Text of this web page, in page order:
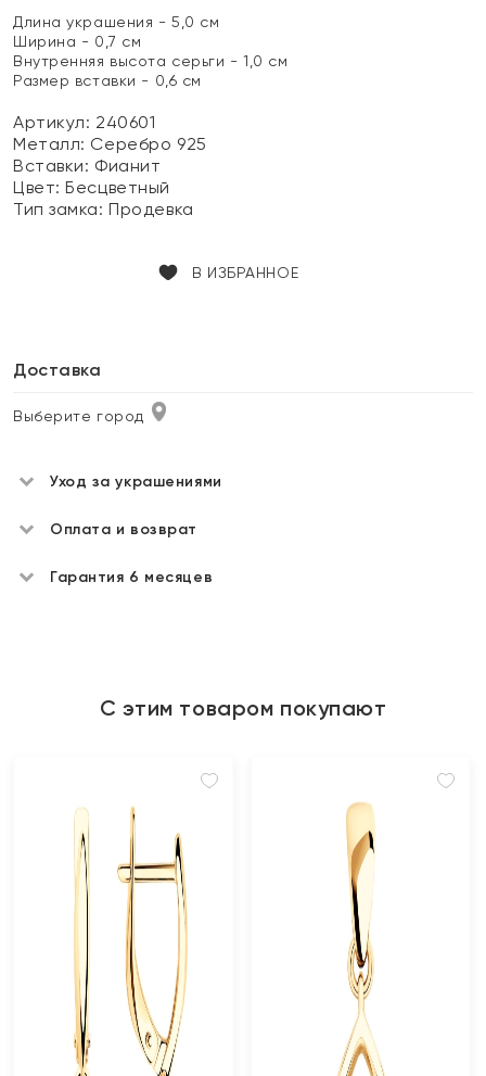
Длина украшения - 5,0 см
Ширина - 0,7 см
Внутренняя высота серьги - 1,0 см
Размер вставки - 0,6 см
Артикул: 240601
Металл: Серебро 925
Вставки: Фианит
Цвет:Бесцветный
Тип замка:Продевка
В ИЗБРАННОЕ
Доставка
Выберите город
Уход за украшениями
Оплата и возврат
Гарантия 6 месяцев
С этим товаром покупают